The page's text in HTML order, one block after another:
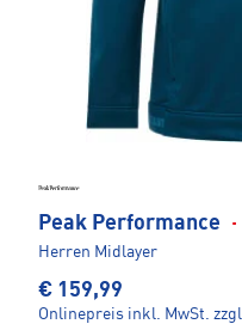
Peak Performance ·
Herren Midlayer
€ 159,99
Onlinepreis inkl. MwSt. zzgl.